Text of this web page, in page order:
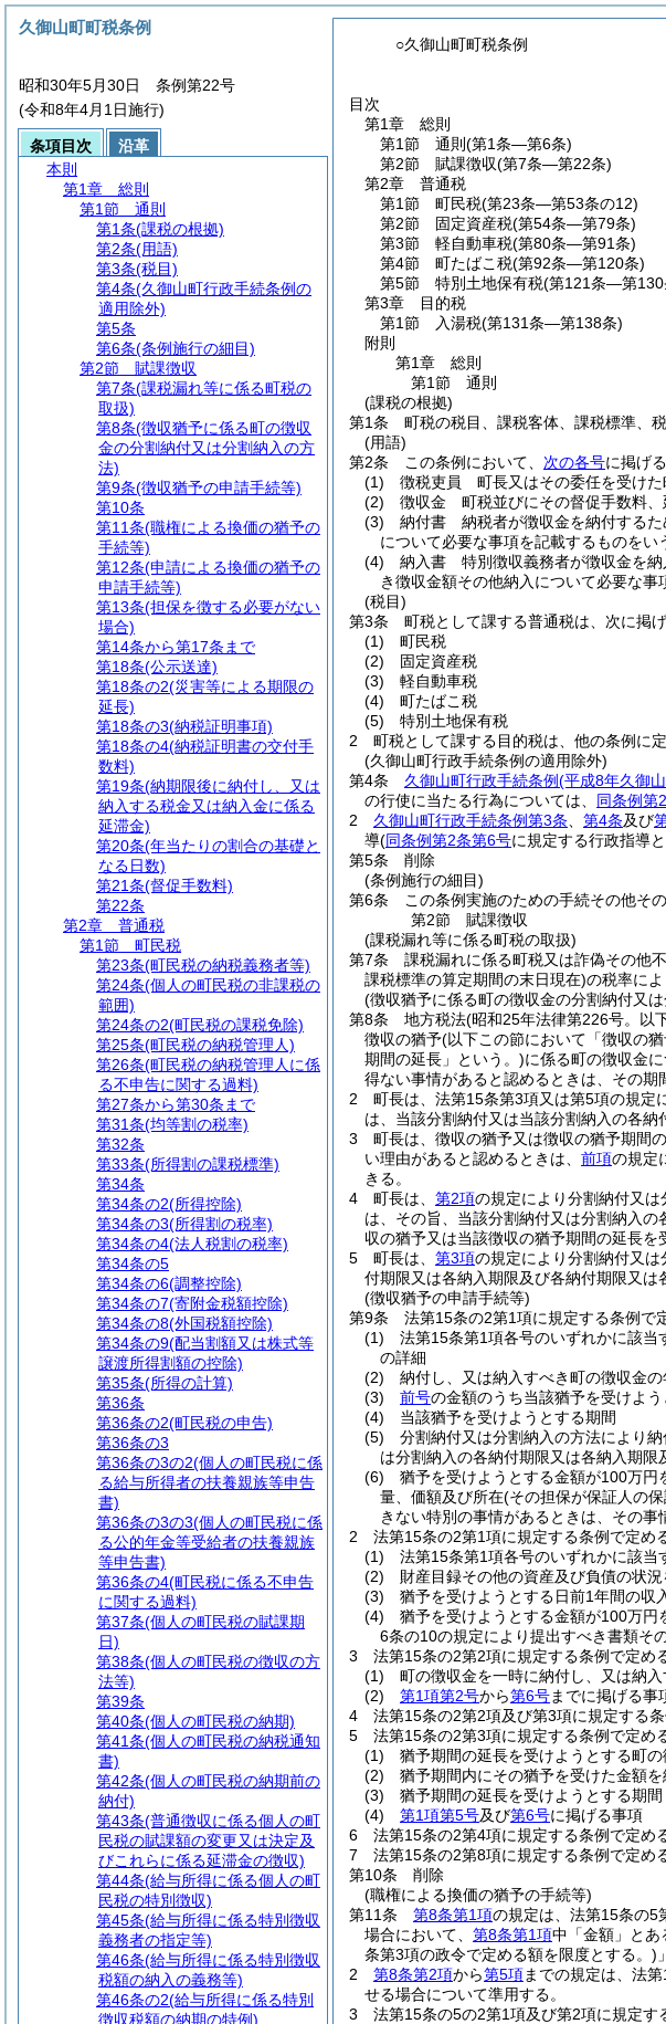
○久御山町町税条例
目次
第1章
総則
第1節
通則 (第1条―第6条)
第2節
賦課徴収(第7条―第22条)
第2章
普通税
第1節
町民税(第23条―第53条の12)
第2節
固定資産税(第54条―第79条)
第3節
軽自動車税(第80条―第91条)
第4節
町たばこ税(第92条―第120条)
第5節
特別土地保有税(第121条―第130
第3章
目的税
第1節
入湯税(第131条―第138条)
附則
第1章
総則
第1節
通則
(課税の根拠)
第1条
町税の税目、課税客体、課税標準、
(用語)
第2条
この条例において、 次の各号に掲げ
(1)
徴税吏員 町長又はその委任を受けた
(2)
徴収金 町税並びにその督促手数料、
(3)
納付書 納税者が徴収金を納付するた
について必要な事項を記載するものをい
(4)
納入書 特別徴収義務者が徴収金を納
き徴収金額その他納入について必要な事
(税目)
第3条
町税として課する普通税は、次に掲げ
(1)
町民税
(2)
固定資産税
(3)
軽自動車税
(4)
町たばこ税
(5)
特別土地保有税
2
町税として課する目的税は、他の条例に
(久御山町行政手続条例の適用除外)
第4条
久御山町行政手続条例(平成8年久御
の行使に当たる行為については、 同条例第
2
久御山町行政手続条例第3条 第4条及び
導(同条例第2条第6号に規定する行政指導
第5条
削除
(条例施行の細目)
第6条
この条例実施のための手続その他そ
第2節
賦課徴収
(課税漏れ等に係る町税の取扱)
第7条
課税漏れに係る町税又は詐偽その他
課税標準の算定期間の末日現在)の税率によ
(徴収猶予に係る町の徴収金の分割納付又
第8条
地方税法(昭和25年法律第226号。以
徴収の猶予(以下この節において「徴収の
期間の延長」という。)に係る町の徴収金
得ない事情があると認めるときは、その期
2
町長は、法第15条第3項又は第5項の規定
は、当該分割納付又は当該分割納入の各
3
町長は、徴収の猶予又は徴収の猶予期間
い理由があると認めるときは、 前項の規定
きる。
4
町長は、 第2項の規定により分割納付又
は、その旨、当該分割納付又は分割納入
収の猶予又は当該徴収の猶予期間の延長を
5
町長は、 第3項の規定により分割納付又
付期限又は各納入期限及び各納付期限又は
(徴収猶予の申請手続等)
第9条
法第15条の2第1項に規定する条例で
(1)
法第15条第1項各号のいずれかに該
の詳細
(2)
納付し、又は納入すべき町の徴収金
(3)
前号の金額のうち当該猶予を受けよ
(4)
当該猶予を受けようとする期間
(5)
分割納付又は分割納入の方法により
は分割納入の各納付期限又は各納入期
(6)
猶予を受けようとする金額が100万
量、価額及び所在(その担保が保証人の
きない特別の事情があるときは、その事
2
法第15条の2第1項に規定する条例で定め
(1)
法第15条第1項各号のいずれかに該当
(2)
財産目録その他の資産及び負債の状
(3)
猶予を受けようとする日前1年間の収
(4)
猶予を受けようとする金額が100万
6条の10の規定により提出すべき書類そ
3
法第15条の2第2項に規定する条例で定め
(1)
町の徴収金を一時に納付し、又は納
(2)
第1項第2号から第6号までに掲げる事
4
法第15条の2第2項及び第3項に規定する条
5
法第15条の2第3項に規定する条例で定め
(1)
猶予期間の延長を受けようとする町
(2)
猶予期間内にその猶予を受けた金額
(3)
猶予期間の延長を受けようとする期間
(4)
第1項第5号及び第6号に掲げる事項
6
法第15条の2第4項に規定する条例で定め
7
法第15条の2第8項に規定する条例で定め
第10条
削除
(職権による換価の猶予の手続等)
第11条
第8条第1項の規定は、法第15条の5
場合において、 第8条第1項中「金額」とあ
条第3項の政令で定める額を限度とする。)
2
第8条第2項から第5項までの規定は、法
せる場合について準用する。
3
法第15条の5の2第1項及び第2項に規定す
久御山町町税条例
昭和30年5月30日 条例第22号
(令和8年4月1日施行)
条項目次
沿革
本則
第1章
総則
第1節
通則
第1条(課税の根拠)
第2条(用語)
第3条(税目)
第4条(久御山町行政手続条例の
適用除外)
第5条
第6条(条例施行の細目)
第2節
賦課徴収
第7条(課税漏れ等に係る町税の
取扱)
第8条(徴収猶予に係る町の徴収
金の分割納付又は分割納入の方
法)
第9条(徴収猶予の申請手続等)
第10条
第11条(職権による換価の猶予の
手続等)
第12条(申請による換価の猶予の
申請手続等)
第13条(担保を徴する必要がない
場合)
第14条から第17条まで
第18条(公示送達)
第18条の2(災害等による期限の
延長)
第18条の3(納税証明事項)
第18条の4(納税証明書の交付手
数料)
第19条(納期限後に納付し、又は
納入する税金又は納入金に係る
延滞金)
第20条(年当たりの割合の基礎と
なる日数)
第21条(督促手数料)
第22条
第2章
普通税
第1節
町民税
第23条(町民税の納税義務者等)
第24条(個人の町民税の非課税の
範囲)
第24条の2(町民税の課税免除)
第25条(町民税の納税管理人)
第26条(町民税の納税管理人に係
る不申告に関する過料)
第27条から第30条まで
第31条(均等割の税率)
第32条
第33条(所得割の課税標準)
第34条
第34条の2(所得控除)
第34条の3(所得割の税率)
第34条の4(法人税割の税率)
第34条の5
第34条の6(調整控除)
第34条の7(寄附金税額控除)
第34条の8(外国税額控除)
第34条の9(配当割額又は株式等
譲渡所得割額の控除)
第35条(所得の計算)
第36条
第36条の2(町民税の申告)
第36条の3
第36条の3の2(個人の町民税に係
る給与所得者の扶養親族等申告
書)
第36条の3の3(個人の町民税に係
る公的年金等受給者の扶養親族
等申告書)
第36条の4(町民税に係る不申告
に関する過料)
第37条(個人の町民税の賦課期
日)
第38条(個人の町民税の徴収の方
法等)
第39条
第40条(個人の町民税の納期)
第41条(個人の町民税の納税通知
書)
第42条(個人の町民税の納期前の
納付)
第43条(普通徴収に係る個人の町
民税の賦課額の変更又は決定及
びこれらに係る延滞金の徴収)
第44条(給与所得に係る個人の町
民税の特別徴収)
第45条(給与所得に係る特別徴収
義務者の指定等)
第46条(給与所得に係る特別徴収
税額の納入の義務等)
第46条の2(給与所得に係る特別
徴収税額の納期の特例)